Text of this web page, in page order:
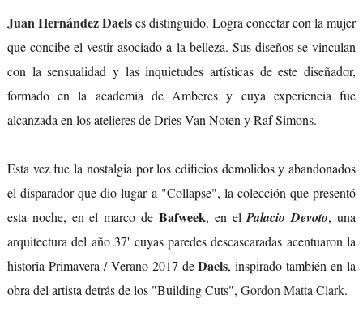
Juan Hernández Daelses distinguido. Logra conectar con la mujer
que concibe el vestir asociado a la belleza. Sus diseños se vinculan
con la sensualidad y las inquietudes artísticas de este diseñador,
formado en la academia de Amberes y cuya experiencia fue
alcanzada en los atelieres de Dries Van Noten y Raf Simons.
Esta vez fue la nostalgia por los edificios demolidos y abandonados
el disparador que dio lugar a "Collapse", la colección que presentó
esta noche, en el marco de Bafweek, en elPalacio Devoto, una
arquitectura del año 37' cuyas paredes descascaradas acentuaron la
historia Primavera / Verano 2017 deDaels, inspirado también en la
obra del artista detrás de los "Building Cuts", Gordon Matta Clark.